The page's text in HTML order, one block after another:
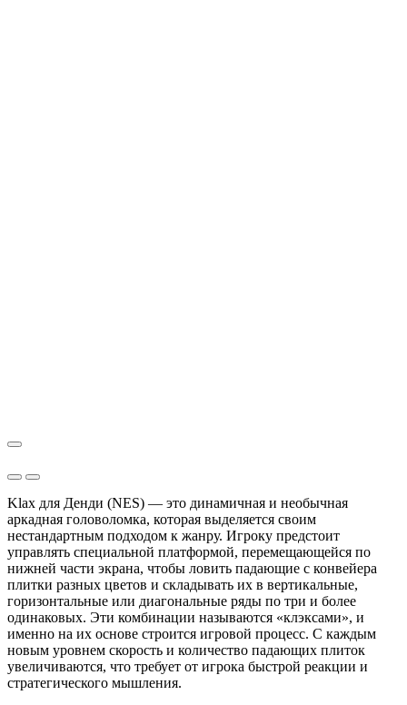
Klax для Денди (NES) — это динамичная и необычная
аркадная головоломка, которая выделяется своим
нестандартным подходом к жанру. Игроку предстоит
управлять специальной платформой, перемещающейся по
нижней части экрана, чтобы ловить падающие с конвейера
плитки разных цветов и складывать их в вертикальные,
горизонтальные или диагональные ряды по три и более
одинаковых. Эти комбинации называются «клэксами», и
именно на их основе строится игровой процесс. С каждым
новым уровнем скорость и количество падающих плиток
увеличиваются, что требует от игрока быстрой реакции и
стратегического мышления.